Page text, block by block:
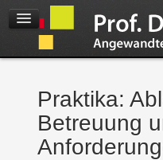
Praktika:
Betreuung